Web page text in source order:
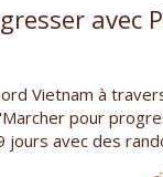
avec
Vietnam à
pour
jours avec des